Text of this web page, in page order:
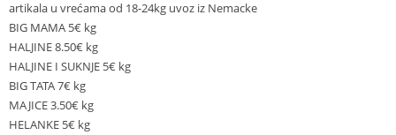
artikala u vrećama od 18-24kg uvoz iz Nemacke
BIG MAMA 5€ kg
HALJINE 8.50€ kg
HALJINE I SUKNJE 5€ kg
BIG TATA 7€ kg
MAJICE 3.50€ kg
HELANKE 5€ kg